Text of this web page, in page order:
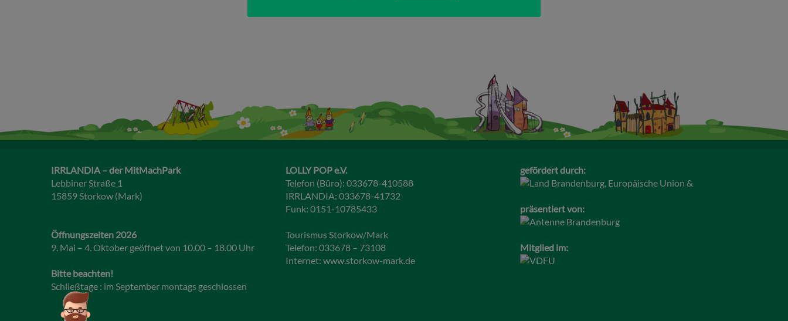
IRRLANDIA – der MitMachPark
Lebbiner Straße 1
15859 Storkow (Mark)
Öffnungszeiten 2026
9. Mai – 4. Oktober geöffnet von 10.00 – 18.00 Uhr
Bitte beachten!
Schließtage : im September montags geschlossen
LOLLY POP e.V.
Telefon (Büro): 033678-410588
IRRLANDIA: 033678-41732
Funk: 0151-10785433
Tourismus Storkow/Mark
Telefon: 033678 – 73108
Internet: www.storkow-mark.de
gefördert durch:
präsentiert von:
Mitglied im: